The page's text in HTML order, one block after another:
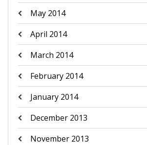
May 2014
April 2014
March 2014
February 2014
January 2014
December 2013
November 2013